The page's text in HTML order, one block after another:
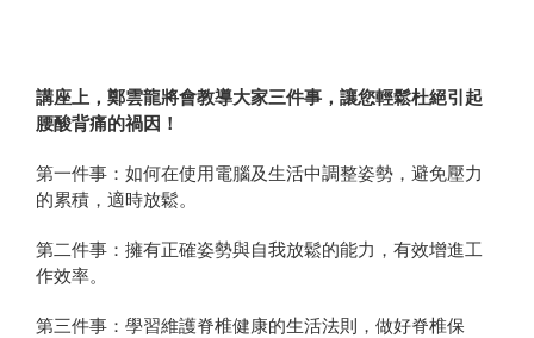
講座上，鄭雲龍將會教導大家三件事，讓您輕鬆杜絕引起
腰酸背痛的禍因！
第一件事：如何在使用電腦及生活中調整姿勢，避免壓力
的累積，適時放鬆。
第二件事：擁有正確姿勢與自我放鬆的能力，有效增進工
作效率。
第三件事：學習維護脊椎健康的生活法則，做好脊椎保